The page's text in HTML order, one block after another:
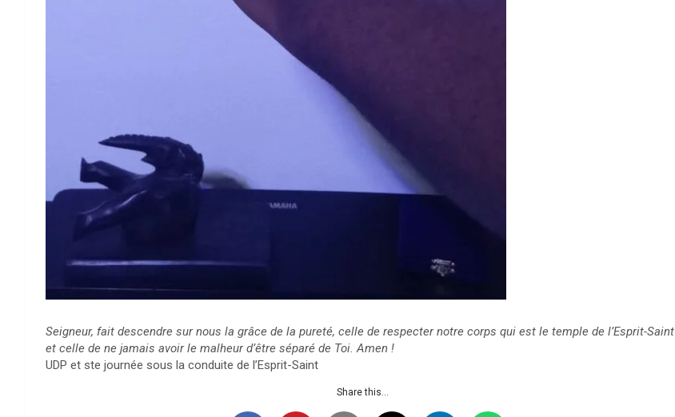
Seigneur, fait descendre sur nous la grâce de la pureté, celle de respecter notre corps qui est le temple de l’Esprit-Saint
et celle de ne jamais avoir le malheur d’être séparé de Toi. Amen !
UDP et ste journée sous la conduite de l’Esprit-Saint
Share this...